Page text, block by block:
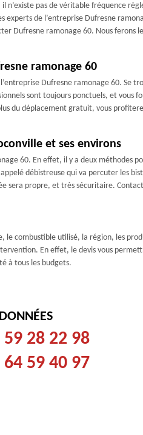
n’existe pas de véritable fréquence
de l’entreprise Dufresne
Dufresne ramonage 60. Nous ferons
ramonage 60
Dufresne ramonage 60. Se
sont toujours ponctuels, et vous
du déplacement gratuit, vous
et ses environs
60. En effet, il y a deux méthodes
débistreuse qui va percuter les
sera propre, et très sécuritaire.
le combustible utilisé, la région, les
En effet, le devis vous
à tous les budgets.
59 28 22 98
64 59 40 97